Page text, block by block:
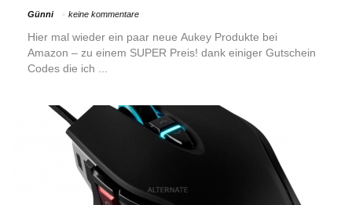
Günni keine kommentare
Hier mal wieder ein paar neue Aukey Produkte bei
Amazon – zu einem SUPER Preis! dank einiger Gutschein
Codes die ich ...